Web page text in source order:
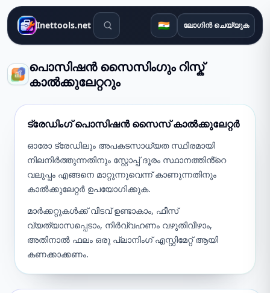
Inettools.net തിരയൽ ഉപകരണങ്ങൾ
🇮🇳 ലോഗിൻ ചെയ്യുക
പൊസിഷൻ സൈസിംഗും റിസ്ക്
കാൽക്കുലേറ്ററും
ട്രേഡിംഗ് പൊസിഷൻ സൈസ് കാൽക്കുലേറ്റർ
ഓരോ ട്രേഡിലും അപകടസാധ്യത സ്ഥിരമായി
നിലനിർത്തുന്നതിനും സ്റ്റോപ്പ് ദൂരം സ്ഥാനത്തിൻ്റെ
വലുപ്പം എങ്ങനെ മാറ്റുന്നുവെന്ന് കാണുന്നതിനും
കാൽക്കുലേറ്റർ ഉപയോഗിക്കുക.
മാർക്കറ്റുകൾക്ക് വിടവ് ഉണ്ടാകാം, ഫീസ്
വ്യത്യാസപ്പെടാം, നിർവ്വഹണം വഴുതിവീഴാം,
അതിനാൽ ഫലം ഒരു പ്ലാനിംഗ് എസ്റ്റിമേറ്റ് ആയി
കണക്കാക്കണം.